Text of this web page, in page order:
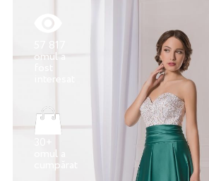
57 817
omul a
omul a